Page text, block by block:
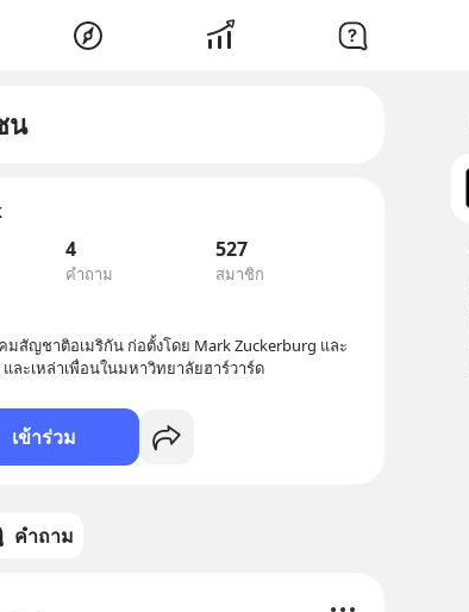
น
4
คำถาม
527
สมาชิก
มสัญชาติอเมริกัน ก่อตั้งโดย Mark Zuckerburg และ
ละเหล่าเพื่อนในมหาวิทยาลัยฮาร์วาร์ด
เข้าร่วม
คำถาม